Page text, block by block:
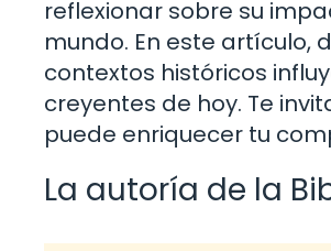
reflexionar sobre su
mundo. En este artículo,
contextos históricos
creyentes de hoy. Te
puede enriquecer tu
La autoría de la